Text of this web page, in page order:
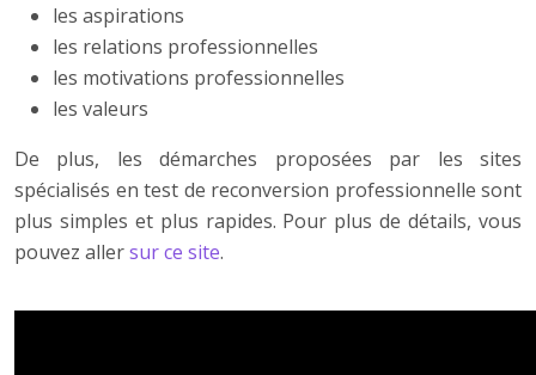
les aspirations
les relations professionnelles
les motivations professionnelles
les valeurs
De plus, les démarches proposées par les sites
spécialisés en test de reconversion professionnelle sont
plus simples et plus rapides. Pour plus de détails, vous
pouvez allersur ce site.